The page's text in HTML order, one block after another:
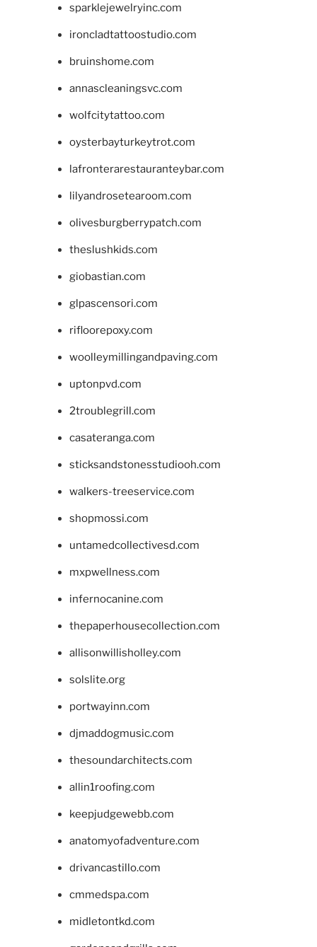
sparklejewelryinc.com
ironcladtattoostudio.com
bruinshome.com
annascleaningsvc.com
wolfcitytattoo.com
oysterbayturkeytrot.com
lafronterarestauranteybar.com
lilyandrosetearoom.com
olivesburgberrypatch.com
theslushkids.com
giobastian.com
glpascensori.com
rifloorepoxy.com
woolleymillingandpaving.com
uptonpvd.com
2troublegrill.com
casateranga.com
sticksandstonesstudiooh.com
walkers-treeservice.com
shopmossi.com
untamedcollectivesd.com
mxpwellness.com
infernocanine.com
thepaperhousecollection.com
allisonwillisholley.com
solslite.org
portwayinn.com
djmaddogmusic.com
thesoundarchitects.com
allin1roofing.com
keepjudgewebb.com
anatomyofadventure.com
drivancastillo.com
cmmedspa.com
midletontkd.com